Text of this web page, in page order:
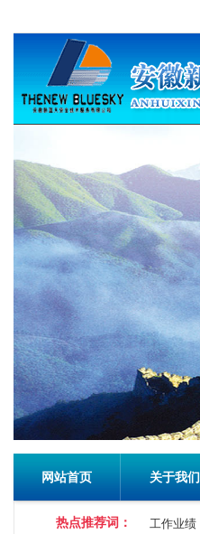
网站首页 关于我们
热点推荐词： 工作业绩